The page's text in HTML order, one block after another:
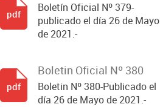
Boletín Oficial Nº 379-
publicado el día 26 de Mayo
de 2021.-
pdf
Boletin Oficial Nº 380
Boletin Nº 380-Publicado el
día 26 de Mayo de 2021.-
pdf